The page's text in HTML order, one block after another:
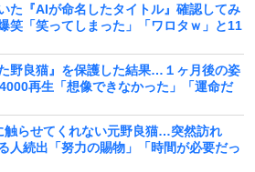
た『AIが命名したタイトル』確認してみ
「笑ってしまった」「ワロタｗ」と11
野良猫』を保護した結果…１ヶ月後の姿
再生「想像できなかった」「運命だ
触らせてくれない元野良猫…突然訪れ
人続出「努力の賜物」「時間が必要だっ